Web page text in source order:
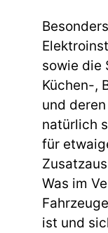
sowie die
Küchen-,
und
natürlich
für
Was im
ist und